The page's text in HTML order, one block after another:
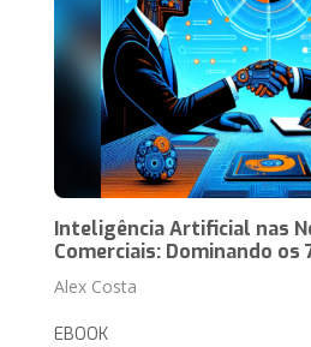
Inteligência Artificial nas
Comerciais: Dominando os
Alex Costa
EBOOK